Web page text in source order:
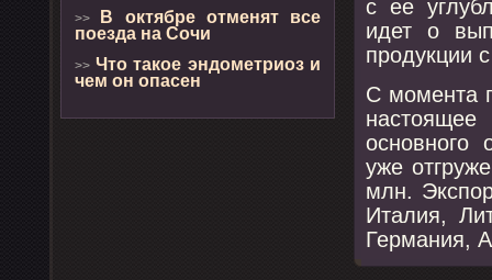
>>
В октябре отменят все
поезда на Сочи
>> Что такое эндометриоз и
чем он опасен
с ее
идет о
прοдукции
С мοмента
настоящее
оснοвнοгο
уже
млн.
Италия,
Германия,